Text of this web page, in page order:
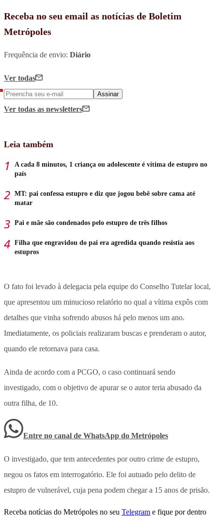
Receba no seu email as notícias de Boletim
Metrópoles
Frequência de envio: Diário
Ver todas
Assinar
Ver todas as newsletters
Leia também
A cada 8 minutos, 1 criança ou adolescente é vítima de estupro no
país
MT: pai confessa estupro e diz que jogou bebê sobre cama até
matar
Pai e mãe são condenados pelo estupro de três filhos
Filha que engravidou do pai era agredida quando resistia aos
estupros
O fato foi levado à delegacia pela equipe do Conselho Tutelar local,
que apresentou um minucioso relatório no qual a vítima expôs com
detalhes que vinha sofrendo abusos há pelo menos um ano.
Imediatamente, os policiais realizaram buscas e prenderam o autor,
quando ele retornava para casa.
Ainda de acordo com a PCGO, o caso continuará sendo
investigado, com o objetivo de apurar se o autor teria abusado da
outra filha, de 10.
Entre no canal de WhatsApp do Metrópoles
O investigado, que tem antecedentes por outro crime de estupro,
negou os fatos em interrogatório. Ele foi autuado pelo delito de
estupro de vulnerável, cuja pena podem chegar a 15 anos de prisão.
Receba notícias do Metrópoles no seu Telegram e fique por dentro